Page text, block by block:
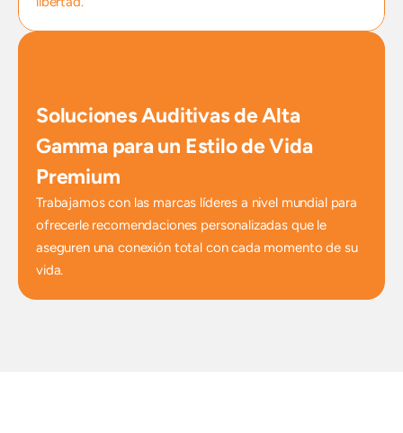
Soluciones Auditivas de Alta
Gamma para un Estilo de Vida
Premium
Trabajamos con las marcas líderes a nivel mundial para
ofrecerle recomendaciones personalizadas que le
aseguren una conexión total con cada momento de su
vida.